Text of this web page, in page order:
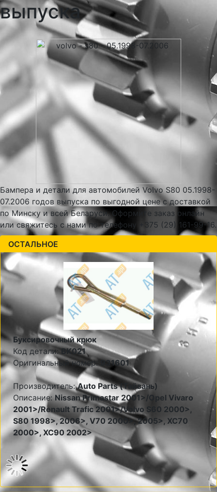
выпуска
Бампера и детали для автомобилей Volvo S80 05.1998-
07.2006 годов выпуска по выгодной цене с доставкой
по Минску и всей Беларуси. Оформите заказ онлайн
или свяжитесь с нами по телефону +375 (29) 161-99-16.
ОСТАЛЬНОЕ
Буксировочный крюк
Код детали: BK021
Оригинальный номер: 931601
Производитель:Auto Parts (Тайвань)
Описание:Nissan Primastar 2001>/Opel Vivaro
2001>/Renault Trafic 2001>/Volvo S60 2000>,
S80 1998>, 2006>, V70 2000>, 2005>, XC70
2000>, XC90 2002>